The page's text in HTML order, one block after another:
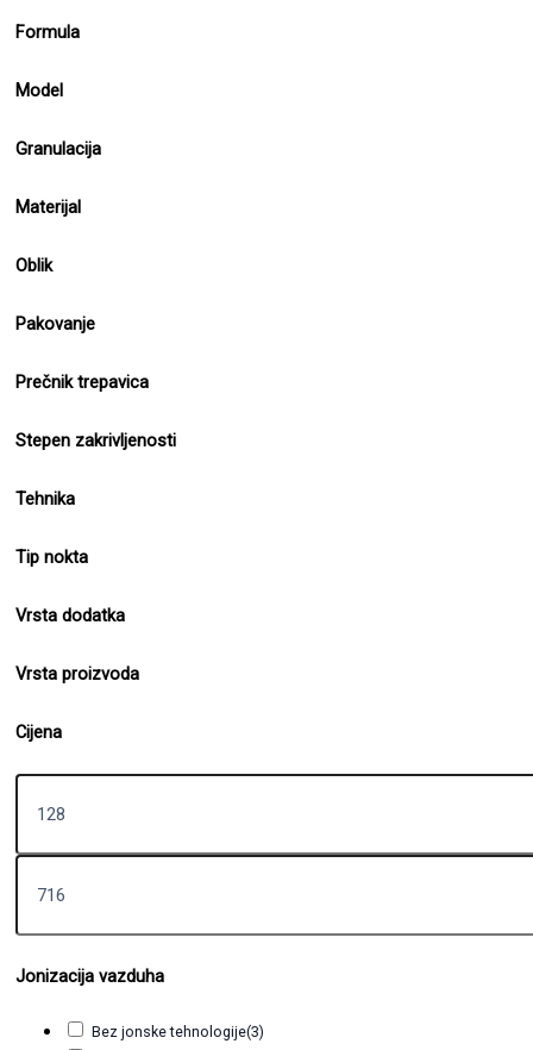
Formula
Model
Granulacija
Materijal
Oblik
Pakovanje
Prečnik trepavica
Stepen zakrivljenosti
Tehnika
Tip nokta
Vrsta dodatka
Vrsta proizvoda
Cijena
Jonizacija vazduha
Bez jonske tehnologije(3)